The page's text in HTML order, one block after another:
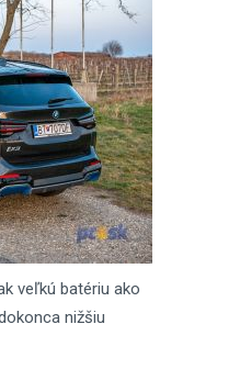
veľkú batériu ako
nižšiu